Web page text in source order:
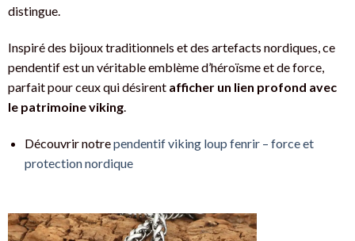
distingue.
Inspiré des bijoux traditionnels et des artefacts nordiques, ce
pendentif est un véritable emblème d’héroïsme et de force,
parfait pour ceux qui désirent afficher un lien profond avec
le patrimoine viking.
Découvrir notrependentif viking loup fenrir – force et
protection nordique